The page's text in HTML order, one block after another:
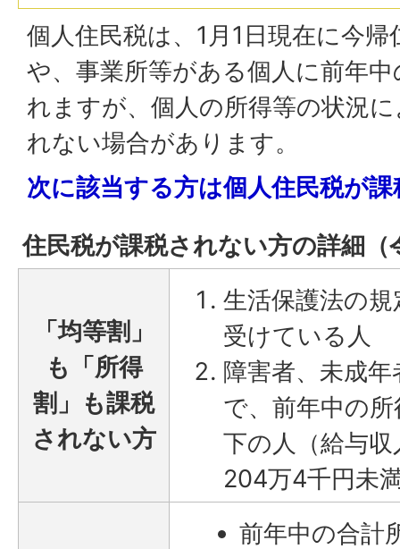
個人住民税は、1月1日現在に今
や、事業所等がある個人に前年
れますが、個人の所得等の状況
れない場合があります。
次に該当する方は個人住民税が
住民税が課税されない方の詳細（
「均等割」
も「所得
割」も課税
されない方
生活保護法の
受けている人
障害者、未成
で、前年中の
下の人（給与
204万4千円未
前年中の合計